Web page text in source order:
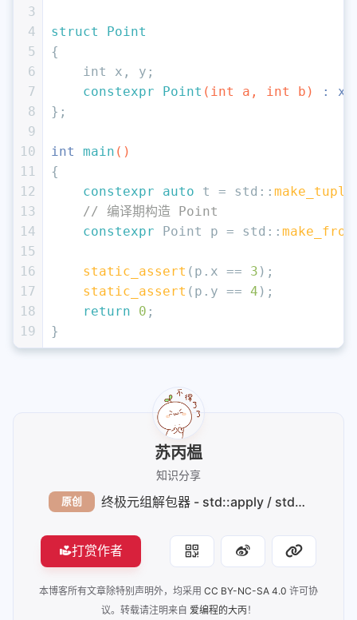
3
4
5
6
7
8
9
10
11
12
13
14
15
16
17
18
19
struct
Point
{
int
x, y;
constexpr
Point ( int a, int b)
:
};
int main ()
{
constexpr
auto t = std:: make_tuple
// 编译期构造 Point
constexpr Point p = std::
static_assert (p.x == 3 );
static_assert (p.y == 4 );
return
0 ;
}
苏丙榅
知识分享
原创 终极元组解包器 - std::apply / std::make_from_tuple
打赏作者
本博客所有文章除特别声明外，均采用 CC BY-NC-SA 4.0 许可协
议。转载请注明来自 爱编程的大丙！